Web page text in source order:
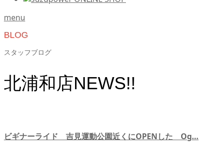
menu
BLOG
スタッフブログ
北浦和店NEWS!!
ビギナーライド 吉見運動公園近くにOPENした Og…